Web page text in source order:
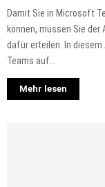
Damit Sie in Microsoft
können, müssen Sie
dafür erteilen. In diesem
Teams auf...
Mehr lesen